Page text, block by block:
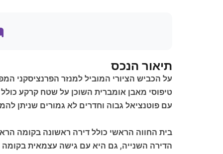
תיאור הנכס
על הכביש הציורי המוביל למנזר הפרנציסקני
עם פוטנציאל גבוה וחדרים לא גמורים שניתן
בית החווה הראשי כולל דירה ראשונה בקומה
הדירה השנייה, גם היא עם גישה עצמאית